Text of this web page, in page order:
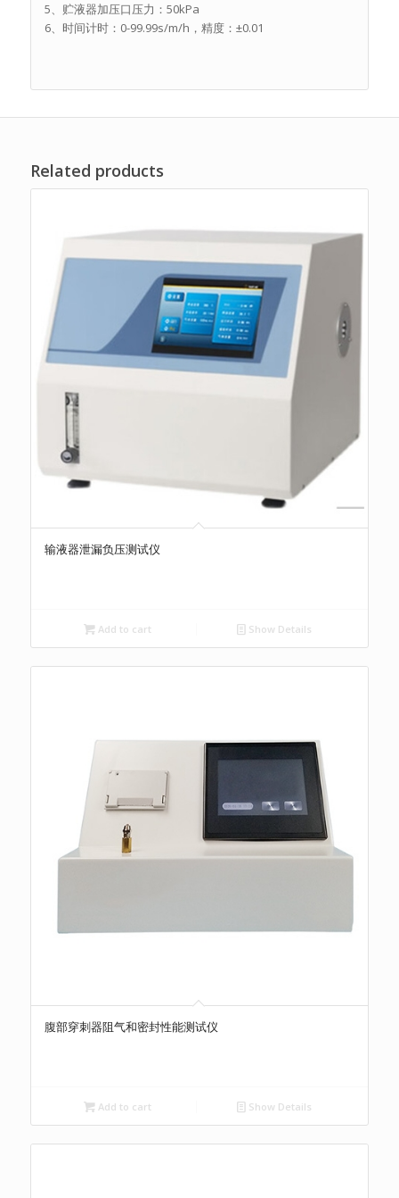
5、贮液器加压口压力：50kPa
6、时间计时：0-99.99s/m/h，精度：±0.01
Related products
输液器泄漏负压测试仪
Add to cart Show Details
腹部穿刺器阻气和密封性能测试仪
Add to cart Show Details